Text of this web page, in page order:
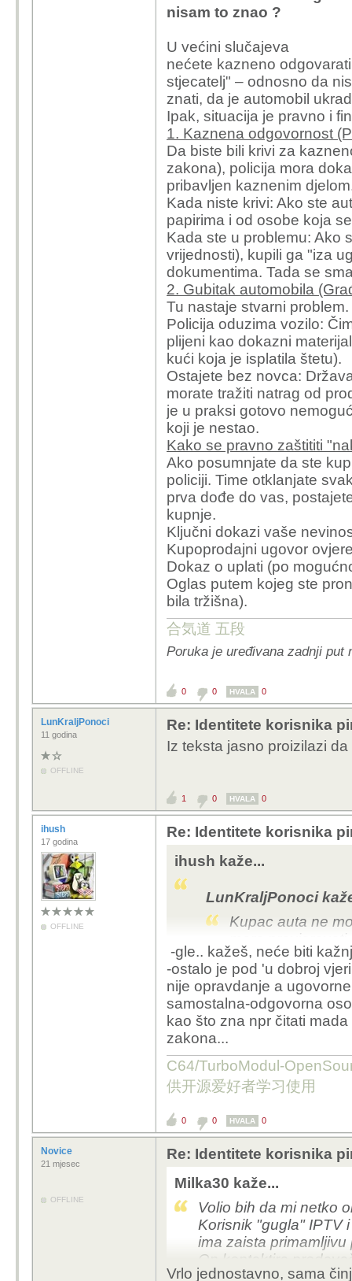
nisam to znao ?
U većini slučajeva
nećete kazneno
stjecatelj" – odnosno da
znati, da je automobil
Ipak, situacija je pravno i
1. Kaznena odgovornost
Da biste bili krivi za
zakona), policija mora
pribavljen kaznenim
Kada niste krivi: Ako ste
papirima i od osobe koja
Kada ste u problemu: Ako
vrijednosti), kupili ga "iza
dokumentima. Tada se
2. Gubitak automobila
Tu nastaje stvarni
Policija oduzima vozilo:
plijeni kao dokazni
kući koja je isplatila štetu).
Ostajete bez novca:
morate tražiti natrag od
je u praksi gotovo
koji je nestao.
Kako se pravno zaštititi
Ako posumnjate da ste
policiji. Time otklanjate
prva dođe do vas,
kupnje.
Ključni dokazi vaše
Kupoprodajni ugovor
Dokaz o uplati (po
Oglas putem kojeg ste
bila tržišna).
合気道 五段
Poruka je uređivana zadnji put
0 0 HVALA 0
LunKraljPonoci
11 godina
OFFLINE
Re: Identitete korisnika
Iz teksta jasno proizilazi
1 0 HVALA 0
ihush
17 godina
OFFLINE
Re: Identitete korisnika
ihush kaže...
LunKraljPonoci
Kupac auta ne
mora
podatke kartice,
zakonskom
legalan. Da,
neće biti kažnjen.
-ako je znao, hoće..
-gle.. kažeš, neće biti
-ostalo je pod 'u dobroj
nije opravdanje a
samostalna-odgovorna
kao što zna npr čitati
zakona...
C64/TurboModul-
供开源爱好者学习使用
0 0 HVALA 0
Novice
21 mjesec
OFFLINE
Re: Identitete korisnika
Milka30 kaže...
Volio bih da mi netko
Korisnik "gugla" IPTV
ima zaista
On kontaktira
korištenje usluge!
Vrlo jednostavno, sama